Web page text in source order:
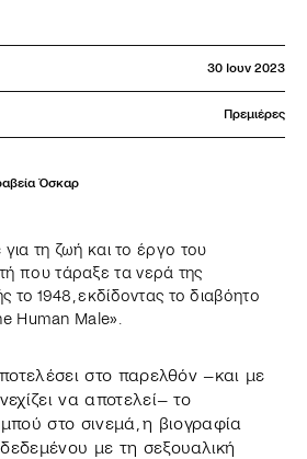
30 Ιουν 2023
Πρεμιέρες
Όσκαρ
τη ζωή και το έργο του
που τάραξε τα νερά της
το 1948, εκδίδοντας το διαβόητο
Human Male».
στο παρελθόν –και με
να αποτελεί– το
στο σινεμά, η βιογραφία
με τη σεξουαλική